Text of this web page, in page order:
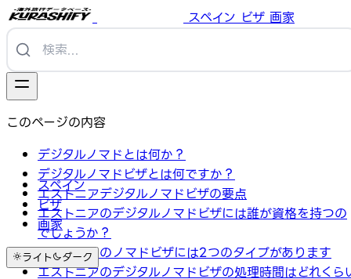
スペイン ビザ 画家
スペイン
ビザ
画家
ライト ダーク
このページの内容
デジタルノマドとは何か？
デジタルノマドビザとは何ですか？
エストニアデジタルノマドビザの要点
エストニアのデジタルノマドビザには誰が資格を持つの
でしょうか？
エストニアのノマドビザには2つのタイプがあります
エストニアのデジタルノマドビザの処理時間はどれくら